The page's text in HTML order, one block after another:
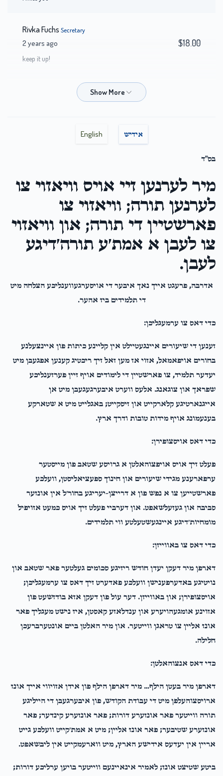
Rivka Fuchs Secretary
2 years ago $18.00
keep it up!
CRKSecretary
$50.00
TL Secretary
2 years ago $28.00
2 years ago $50.00
English אידיש
בס"ד
מיר לערנען זיי אויס וויאזוי צו
לערנען תורה; וויאזוי צו
פארשטיין די תורה; און וויאזוי
צו לעבן א אמת׳ע תורה׳דיגע
לעבן.
אדרבה, פרעגט אייך נאך איבער די אויסערגעווענליכע הצלחה מיט
די תלמידים ביז אהער.
כדי דאס צו ערמעגליכן:
זענען די שיעורים איינגעטיילט אין קליינע כיתות פון איינצעלנע
בחורים אויפאמאל, אזוי אז מען זאל זיך ריכטיג קענען אפגעבן מיט
יעדער תלמיד, צו פארשטיין די לימודים אויף זיין פערזענליכע
שפראך און צוגאנג. אלעס ווערט איבערגעגעבן מיט אן
אייגנארטיגע קלארקייט און זיסקייט; באגלייט מיט א שטארקע
בענעמונג אויף מידות טובות ודרך ארץ.
כדי דאס אויסצופירן:
פעלט זיך אויס אויפצוהאלטן א גרויסע שטאב פון מייסטער
ערפארענע מגידי שיעורים און חינוך ספעציאליסטן, וועלכע
פארשטייען צו א נפש פון א דרייצן-יעריגע בחור׳ל אין אונזער
סביבה און געזעלשאפט. און דערביי פעלט זיך אויס כמעט אזויפיל
מומחיות׳דיגע איינגעשטעלטע ווי תלמידים.
כדי דאס צו באווייזן:
דארפן מיר דעקן יעדן חודש ריזיגע סכומים געלטער פאר שטאב און
נויטיגע באדערפענישן וועלכע פאדערט זיך דאס צו ערמעגליכן;
אויסצופירן; און באווייזן. דער עול פון דעקן אזא בודזשעט פון
אזוינע אומגעהויערע און ענדלאזע קאסטן, איז נישט מעגליך פאר
אונז אליין צו טראגן ווייטער. און מיר האלטן ביים אונטערברעכן
חלילה.
כדי דאס אנצוהאלטן:
דארפן מיר בעטן הילף… מיר דארפן הילף פון אידן אזויווי אייך אונז
ארויסצוהעלפן מיט די עבודת הקודש, פון איבערגעבן די הייליגע
תורה ווייטער פאר אונזערע דורות; פאר אונזערע קינדער; פאר
אונזערע שטיבער; פאר אונז אליין; מיט א אמת׳קייט וועלכע גייט
אריין אין יעדעס אידישע הארץ, מיט ווארעמקייט אין ליבשאפט.
ביטע שטיצט אונז; לאמיר אינאיינעם ווייטער בויען ערליכע דורות;